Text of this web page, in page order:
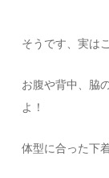
そうです、実は
お腹や背中、脇
よ！
体型に合った下